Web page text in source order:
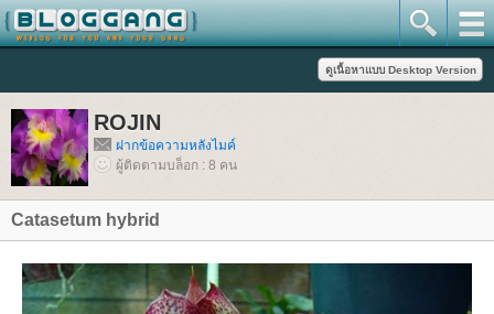
ROJIN
ฝากข้อความหลังไมค์
ผู้ติดตามบล็อก : 8 คน
Catasetum hybrid